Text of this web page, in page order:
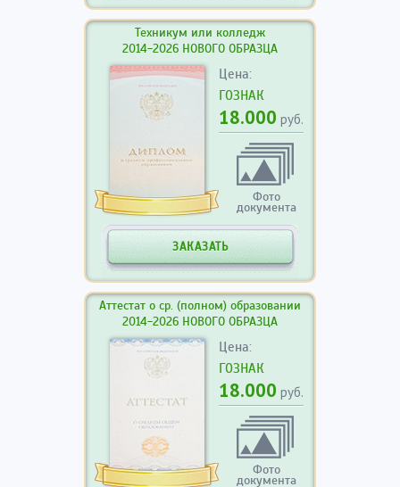
Техникум или колледж
2014-2026 НОВОГО ОБРАЗЦА
Цена:
ГОЗНАК
18.000 руб.
Фото
документа
ЗАКАЗАТЬ
Аттестат о ср. (полном) образовании
2014-2026 НОВОГО ОБРАЗЦА
Цена:
ГОЗНАК
18.000 руб.
Фото
документа